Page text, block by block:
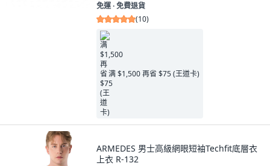
免運 ∙ 免費退貨
(10)
满 $1,500 再省 $75 (王道卡)
ARMEDES 男士高級網眼短袖Techfit底層衣
上衣 R-132